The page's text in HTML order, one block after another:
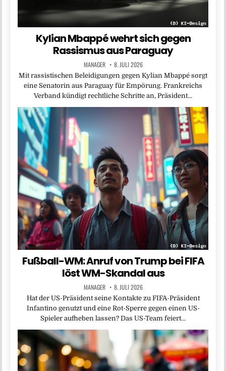
Kylian Mbappé wehrt sich gegen
Rassismus aus Paraguay
MANAGER 8. JULI 2026
Mit rassistischen Beleidigungen gegen Kylian Mbappé sorgt
eine Senatorin aus Paraguay für Empörung. Frankreichs
Verband kündigt rechtliche Schritte an, Präsident…
Fußball-WM: Anruf von Trump bei FIFA
löst WM-Skandal aus
MANAGER 8. JULI 2026
Hat der US-Präsident seine Kontakte zu FIFA-Präsident
Infantino genutzt und eine Rot-Sperre gegen einen US-
Spieler aufheben lassen? Das US-Team feiert…